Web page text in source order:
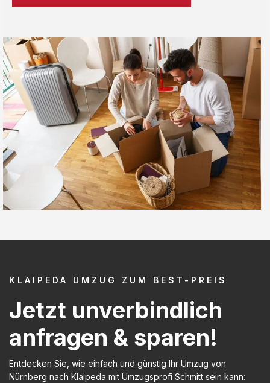
KLAIPEDA UMZUG ZUM BEST-PREIS
Jetzt unverbindlich
anfragen & sparen!
Entdecken Sie, wie einfach und günstig Ihr Umzug von
Nürnberg nach Klaipeda mit Umzugsprofi Schmitt sein kann: